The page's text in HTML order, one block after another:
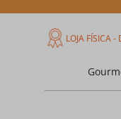
LOJA FÍSICA